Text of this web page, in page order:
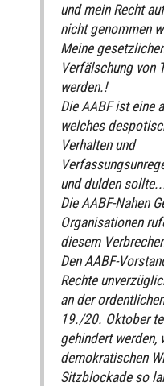
und mein Recht
nicht genommen
Meine
Verfälschung von
werden.!
Die AABF ist eine
welches
Verhalten und
und dulden
Die AABF-Nahen
Organisationen
diesem
Den AABF-
Rechte
an der
19./20. Oktober
gehindert werden,
demokratischen
Sitzblockade so